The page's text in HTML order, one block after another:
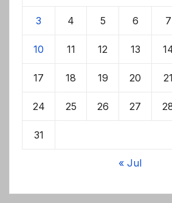
3 4 5 6 7
10 11 12 13
17 18 19 20 21
24 25 26 27
31
« Jul